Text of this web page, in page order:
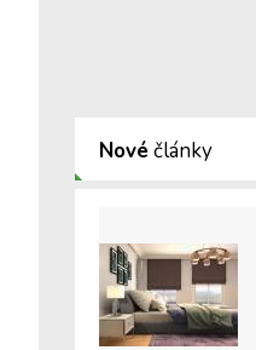
Nové články